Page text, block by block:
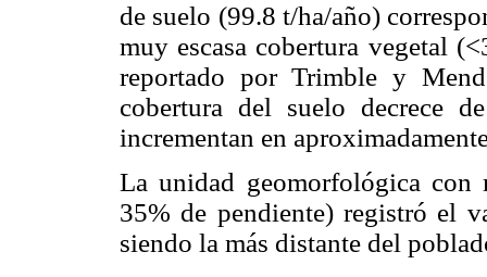
de suelo (99.8 t/ha/año)
muy escasa cobertura vegetal
reportado por Trimble y
cobertura del suelo decrece
incrementan en
La unidad geomorfológica
35% de pendiente) registró el
siendo la más distante del